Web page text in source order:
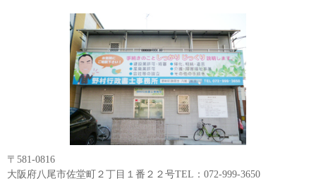
〒581-0816
大阪府八尾市佐堂町２丁目１番２２号TEL：072-999-3650